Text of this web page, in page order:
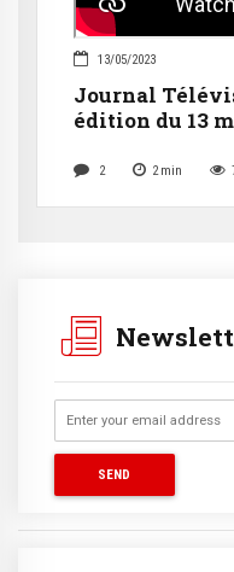
13/05/2023
Journal
édition du 13
2 2 min